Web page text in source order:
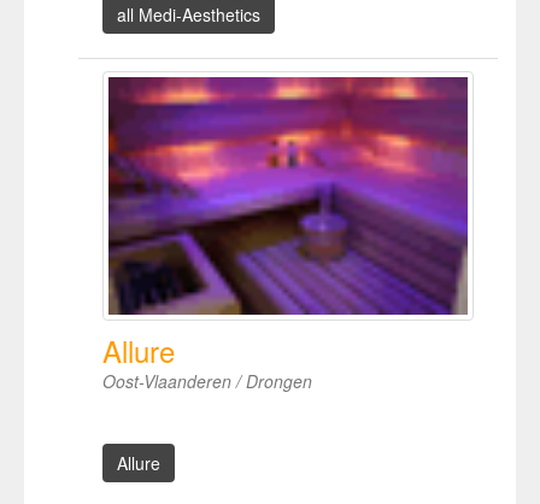
all Medi-Aesthetics
Allure
Oost-Vlaanderen / Drongen
Allure